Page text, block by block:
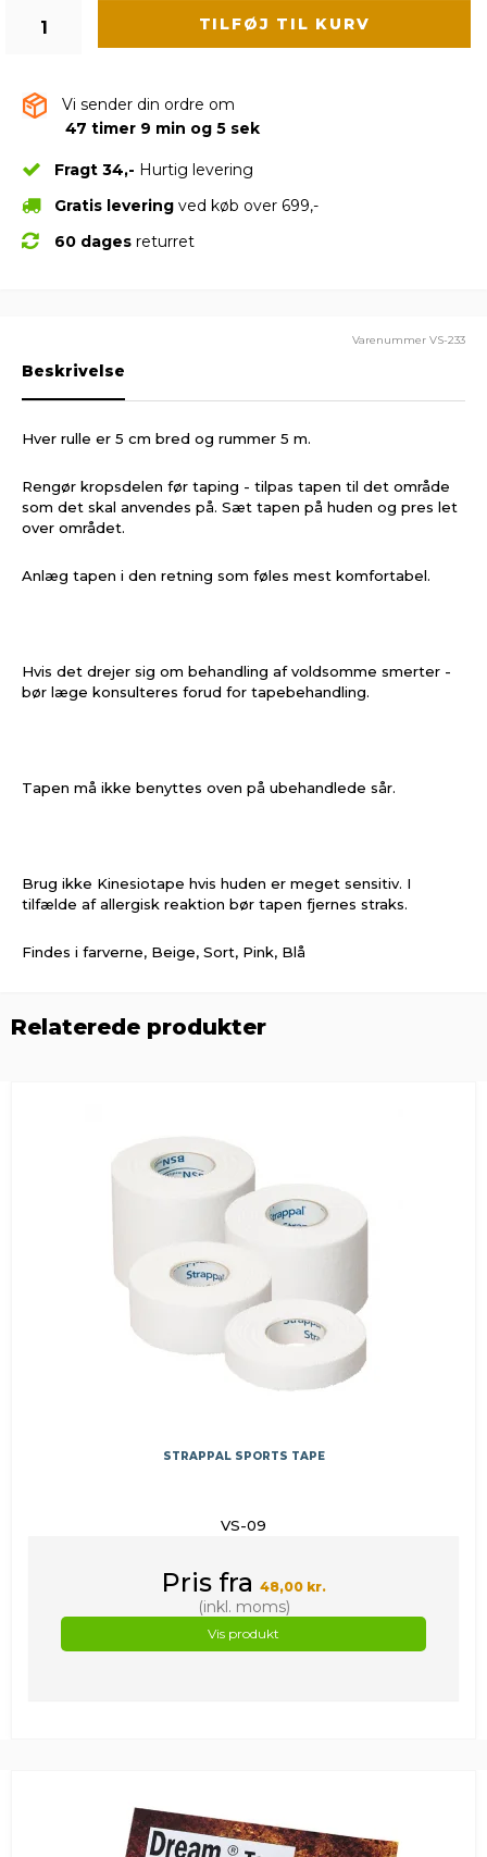
TILFØJ TIL KURV
Vi sender din ordre om
47 timer 9 min og 4 sek
Fragt 34,- Hurtig levering
Gratis levering ved køb over 699,-
60 dages returret
Varenummer VS-233
Beskrivelse
Hver rulle er 5 cm bred og rummer 5 m.
Rengør kropsdelen før taping - tilpas tapen til det område
som det skal anvendes på. Sæt tapen på huden og pres let
over området.
Anlæg tapen i den retning som føles mest komfortabel.
Hvis det drejer sig om behandling af voldsomme smerter -
bør læge konsulteres forud for tapebehandling.
Tapen må ikke benyttes oven på ubehandlede sår.
Brug ikke Kinesiotape hvis huden er meget sensitiv. I
tilfælde af allergisk reaktion bør tapen fjernes straks.
Findes i farverne, Beige, Sort, Pink, Blå
Relaterede produkter
STRAPPAL SPORTS TAPE
VS-09
Pris fra 48,00 kr.
(inkl. moms)
Vis produkt